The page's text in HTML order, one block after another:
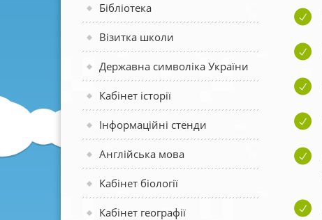
Бібліотека
Візитка школи
Державна символіка України
Кабінет історії
Інформаційні стенди
Англійська мова
Кабінет біології
Кабінет географії